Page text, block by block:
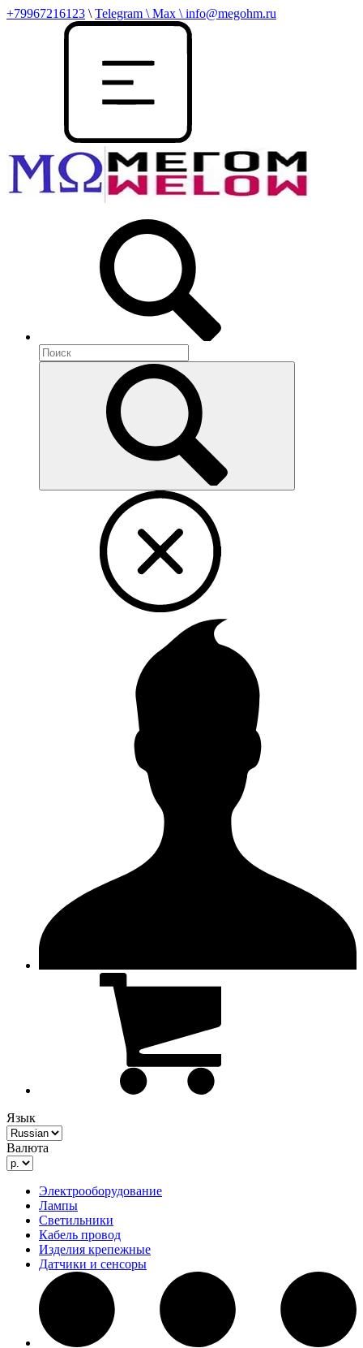
+79967216123 \ Telegram \ Max \ info@megohm.ru
Язык
Валюта
Электрооборудование
Лампы
Светильники
Кабель провод
Изделия крепежные
Датчики и сенсоры